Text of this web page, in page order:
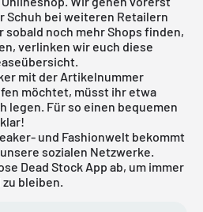
Schuh bei weiteren Retailern
noch mehr Shops finden,
verlinken wir euch diese
.
mit der Artikelnummer
möchtet, müsst ihr etwa
legen. Für so einen bequemen
und Fashionwelt bekommt
sozialen Netzwerke.
Dead Stock App ab, um immer
bleiben.